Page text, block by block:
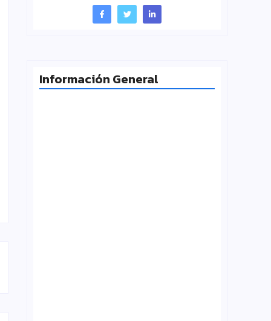
Información General